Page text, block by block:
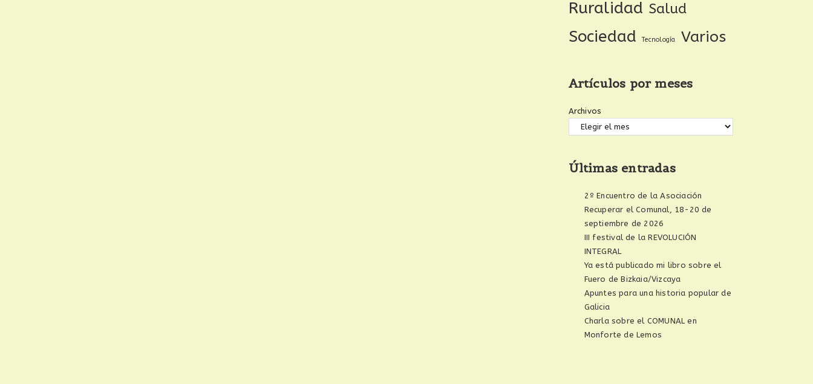
Ruralidad Salud
Sociedad Tecnología Varios
Artículos por meses
Archivos
Últimas entradas
2º Encuentro de la Asociación
Recuperar el Comunal, 18-20 de
septiembre de 2026
III festival de la REVOLUCIÓN
INTEGRAL
Ya está publicado mi libro sobre el
Fuero de Bizkaia/Vizcaya
Apuntes para una historia popular de
Galicia
Charla sobre el COMUNAL en
Monforte de Lemos